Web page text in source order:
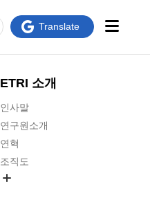
ETRI 소개
인사말
연구원소개
연혁
조직도
Translate